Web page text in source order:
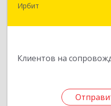
Ирбит
Клиентов на
623854,